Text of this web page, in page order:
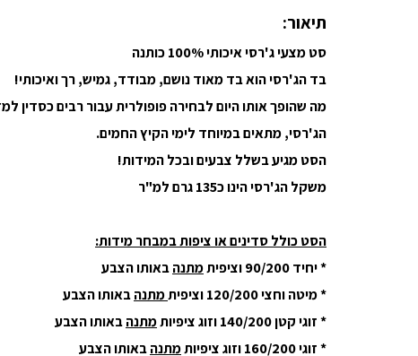
תיאור:
סט מצעי ג'רסי איכותי 100% כותנה
בד הג'רסי הוא בד מאוד נושם, מבודד, גמיש, רך ואיכותי!
מה שהופך אותו היום לבחירה פופולרית עבור רבים כסדין
הג'רסי, מתאים במיוחד לימי הקיץ החמים.
הסט מגיע בשלל צבעים ובכל המידות!
משקל הג'רסי הינו כ135 גרם למ"ר
הסט כולל סדינים או ציפות במבחר מידות:
* יחיד 90/200 וציפית
מתנהבאותו הצבע
* מיטה וחצי 120/200 וציפית
מתנהבאותו הצבע
* זוגי קטן 140/200 וזוג ציפיות
מתנהבאותו הצבע
* זוגי 160/200 וזוג ציפיות
מתנהבאותו הצבע